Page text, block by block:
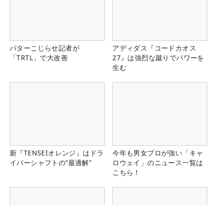
パターこじらせ記者が
「TRTL」で大改善
アディダス『コードカオス
27』は強烈な蹴りでパワーを
生む
新『TENSEIオレンジ』はドラ
イバーシャフトの“最適解”
今年も男女プロが強い「キャ
ロウェイ」のニュース一覧は
こちら！